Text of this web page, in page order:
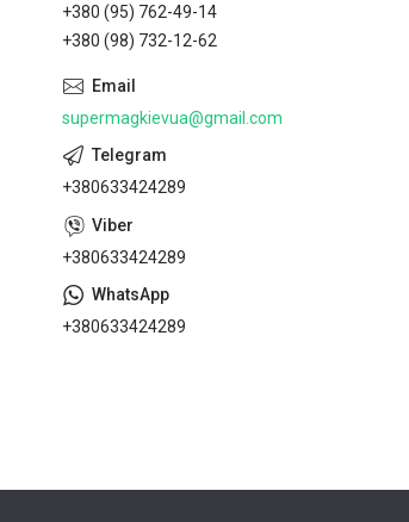
+380 (95) 762-49-14
+380 (98) 732-12-62
supermagkievua@gmail.com
+380633424289
+380633424289
+380633424289